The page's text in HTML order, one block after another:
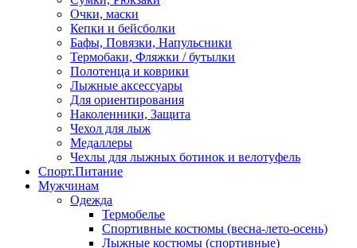
Очки, маски
Кепки и бейсболки
Бафы, Повязки, Напульсники
Термобаки, Фляжки / бутылки
Полотенца и коврики
Лыжные аксессуары
Для ориентирования
Наколенники, Защита
Чехол для лыж
Медаллеры
Чехлы для лыжных ботинок и велотуфель
Спорт.Питание
Мужчинам
Одежда
Термобелье
Спортивные костюмы (весна-лето-осень)
Лыжные костюмы (спортивные)